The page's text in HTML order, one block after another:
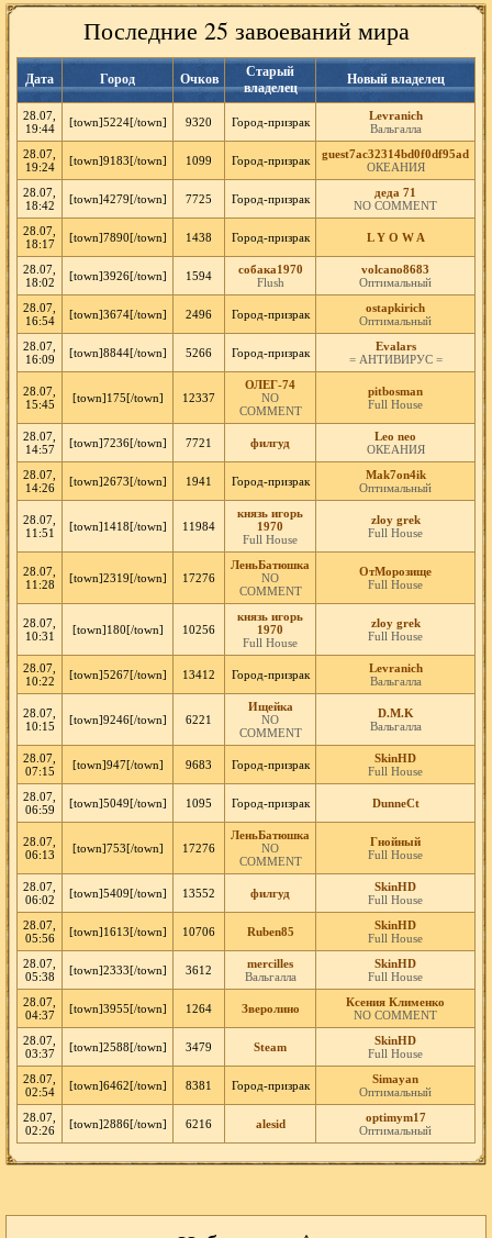
Последние 25 завоеваний мира
Дата Город Очков
Старый
владелец
Новый владелец
28.07,
19:44
[town]5224[/town] 9320 Город-призрак
Levranich
Вальгалла
28.07,
19:24
[town]9183[/town] 1099 Город-призрак
guest7ac32314bd0f0df95ad
ОКЕАНИЯ
28.07,
18:42
[town]4279[/town] 7725 Город-призрак
деда 71
NO COMMENT
28.07,
18:17
[town]7890[/town] 1438 Город-призрак L Y O W A
28.07,
18:02
[town]3926[/town] 1594
собака1970
Flush
volcano8683
Оптимальный
28.07,
16:54
[town]3674[/town] 2496 Город-призрак
ostapkirich
Оптимальный
28.07,
16:09
[town]8844[/town] 5266 Город-призрак
Evalars
= АНТИВИРУС =
28.07,
15:45
[town]175[/town] 12337
ОЛЕГ-74
NO
COMMENT
pitbosman
Full House
28.07,
14:57
[town]7236[/town] 7721 филгуд
Leo neo
ОКЕАНИЯ
28.07,
14:26
[town]2673[/town] 1941 Город-призрак
Mak7on4ik
Оптимальный
28.07,
11:51
[town]1418[/town] 11984
князь игорь
1970
Full House
zloy grek
Full House
28.07,
11:28
[town]2319[/town] 17276
ЛеньБатюшка
NO
COMMENT
ОтМорозище
Full House
28.07,
10:31
[town]180[/town] 10256
князь игорь
1970
Full House
zloy grek
Full House
28.07,
10:22
[town]5267[/town] 13412 Город-призрак
Levranich
Вальгалла
28.07,
10:15
[town]9246[/town] 6221
Ищейка
NO
COMMENT
D.M.K
Вальгалла
28.07,
07:15
[town]947[/town] 9683 Город-призрак
SkinHD
Full House
28.07,
06:59
[town]5049[/town] 1095 Город-призрак DunneCt
28.07,
06:13
[town]753[/town] 17276
ЛеньБатюшка
NO
COMMENT
Гнойный
Full House
28.07,
06:02
[town]5409[/town] 13552 филгуд
SkinHD
Full House
28.07,
05:56
[town]1613[/town] 10706 Ruben85
SkinHD
Full House
28.07,
05:38
[town]2333[/town] 3612
mercilles
Вальгалла
SkinHD
Full House
28.07,
04:37
[town]3955[/town] 1264 Зверолино
Ксения Клименко
NO COMMENT
28.07,
03:37
[town]2588[/town] 3479 Steam
SkinHD
Full House
28.07,
02:54
[town]6462[/town] 8381 Город-призрак
Simayan
Оптимальный
28.07,
02:26
[town]2886[/town] 6216 alesid
optimym17
Оптимальный